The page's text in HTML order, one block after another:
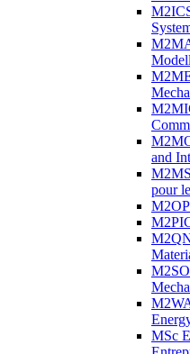
and
pour
MSc